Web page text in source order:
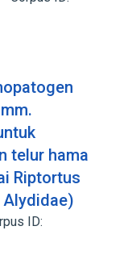
telur hama
Riptortus
Alydidae)
ID: